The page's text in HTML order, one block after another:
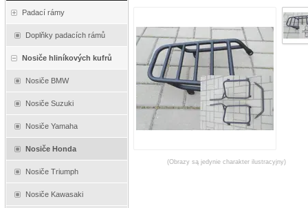
Padací rámy
Doplňky padacích rámů
Nosiče hliníkových kufrů
Nosiče BMW
Nosiče Suzuki
Nosiče Yamaha
Nosiče Honda
Nosiče Triumph
Nosiče Kawasaki
(Obrazy są jedynie charakter ilustracyjny)